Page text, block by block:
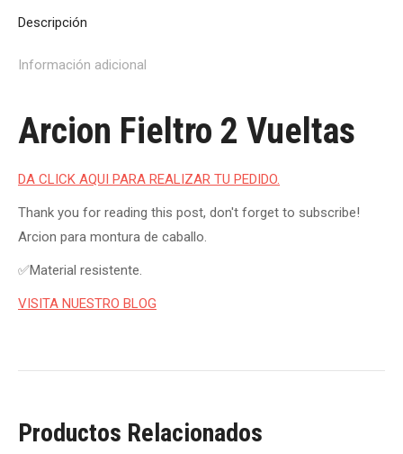
Descripción
Información adicional
Arcion Fieltro 2 Vueltas
DA CLICK AQUI PARA REALIZAR TU PEDIDO.
Thank you for reading this post, don't forget to subscribe!
Arcion para montura de caballo.
✅Material resistente.
VISITA NUESTRO BLOG
Productos Relacionados